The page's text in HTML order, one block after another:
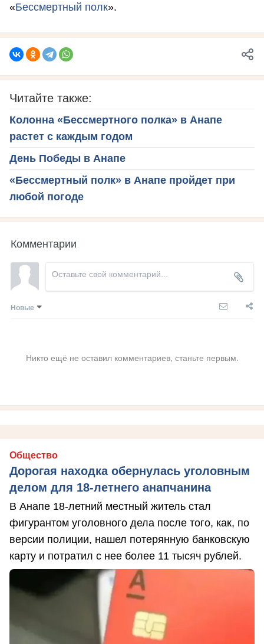
«Бессмертный полк».
Читайте также:
Колонна «Бессмертного полка» в Анапе
растет с каждым годом
День Победы в Анапе
«Бессмертный полк» в Анапе пройдет при
любой погоде
Комментарии
Новые
Никто ещё не оставил комментариев, станьте первым.
Общество
Дорогая находка обернулась уголовным
делом для 18-летнего анапчанина
В Анапе 18-летний местный житель стал
фигурантом уголовного дела после того, как, по
версии полиции, нашел потерянную банковскую
карту и потратил с нее более 11 тысяч рублей.